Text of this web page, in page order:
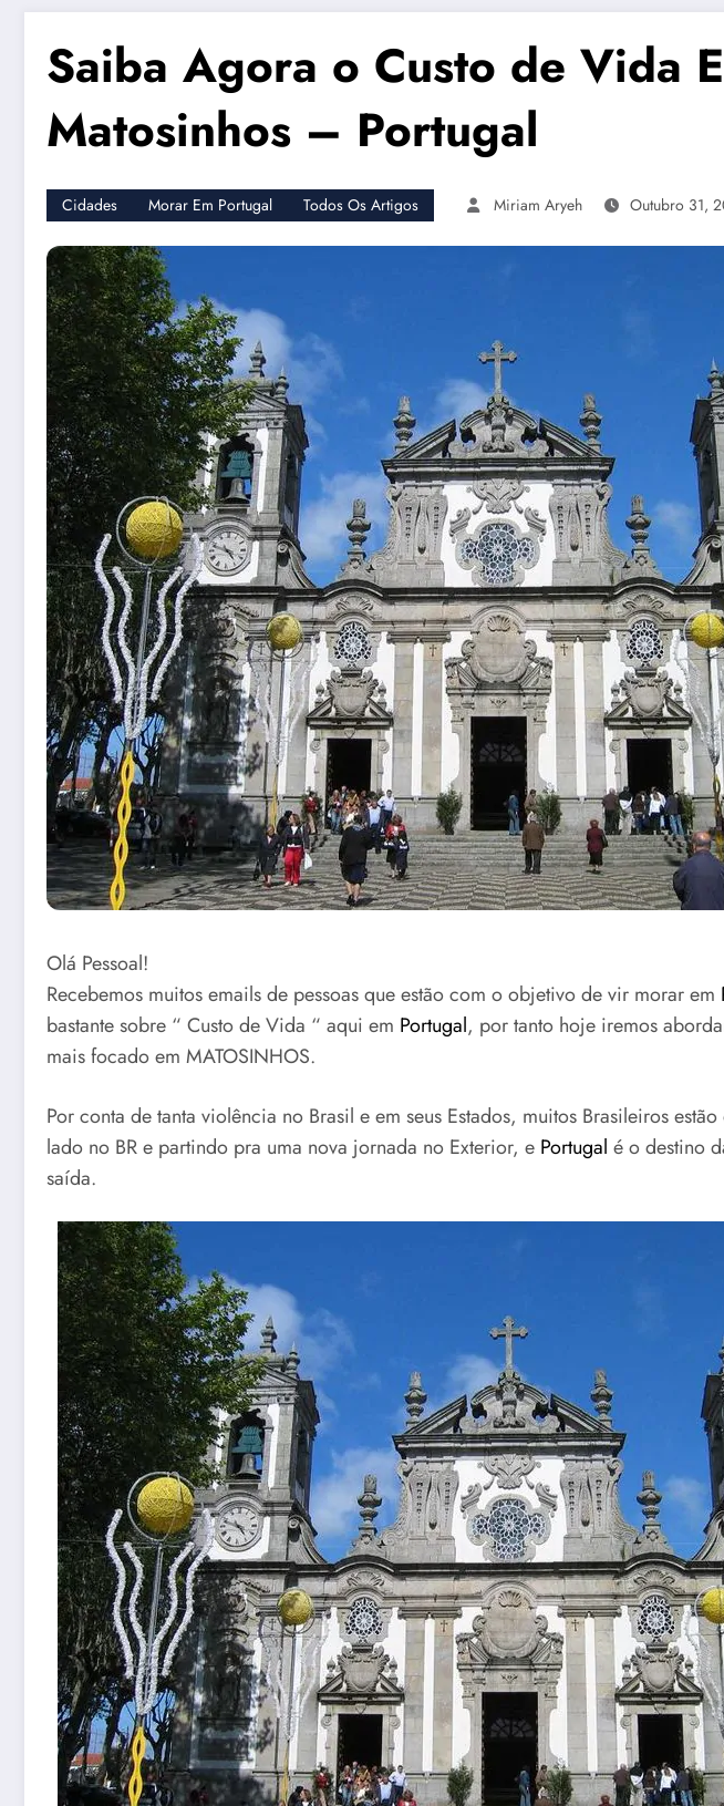
Saiba Agora o Custo de Vida
Matosinhos – Portugal
Cidades Morar Em Portugal Todos Os Artigos Miriam Aryeh Outubro 31,
Olá Pessoal!
Recebemos muitos emails de pessoas que estão com o objetivo de vir morar em
bastante sobre “ Custo de Vida “ aqui em Portugal, por tanto hoje iremos
mais focado em MATOSINHOS.
Por conta de tanta violência no Brasil e em seus Estados, muitos Brasileiros
lado no BR e partindo pra uma nova jornada no Exterior, e Portugal é o destino
saída.